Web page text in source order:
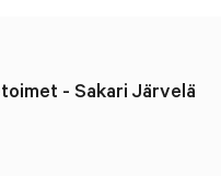
- Sakari Järvelä